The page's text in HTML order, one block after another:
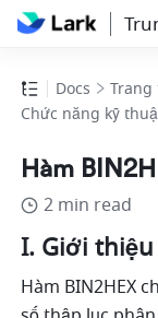
Docs
Chức năng kỹ
Hàm
2 min read
I. Giới thiệu
Hàm BIN2HEX